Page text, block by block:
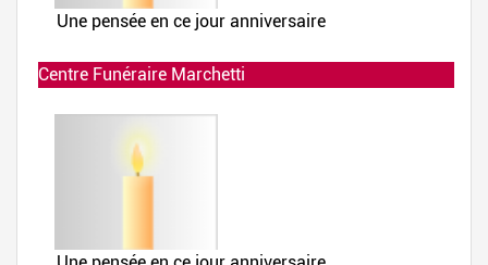
Centre Funéraire Marchetti